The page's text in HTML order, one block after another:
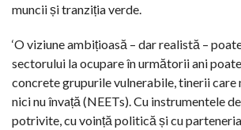
muncii și tranziția verde.
‘O viziune ambițioasă – dar realistă –
sectorului la ocupare în următorii ani
concrete grupurile vulnerabile, tinerii care
nici nu învață (NEETs). Cu instrumentele
potrivite, cu voință politică și cu